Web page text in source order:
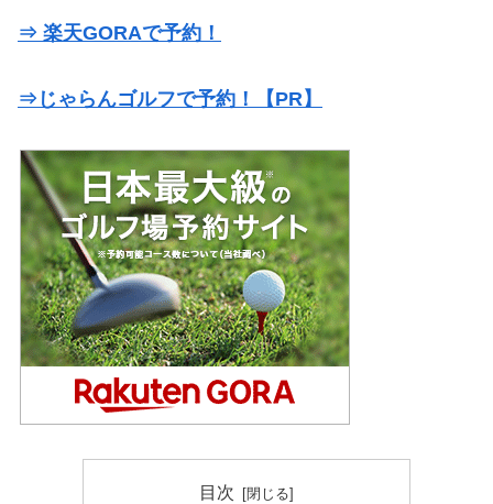
⇒ 楽天GORAで予約！
⇒じゃらんゴルフで予約！【PR】
目次